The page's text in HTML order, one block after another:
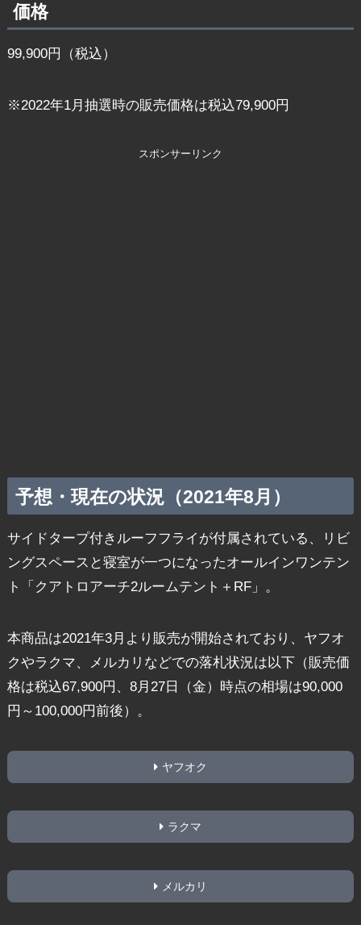
価格
99,900円（税込）
※2022年1月抽選時の販売価格は税込79,900円
スポンサーリンク
予想・現在の状況（2021年8月）
サイドタープ付きルーフフライが付属されている、リビ
ングスペースと寝室が一つになったオールインワンテン
ト「クアトロアーチ2ルームテント＋RF」。
本商品は2021年3月より販売が開始されており、ヤフオ
クやラクマ、メルカリなどでの落札状況は以下（販売価
格は税込67,900円、8月27日（金）時点の相場は90,000
円～100,000円前後）。
ヤフオク
ラクマ
メルカリ